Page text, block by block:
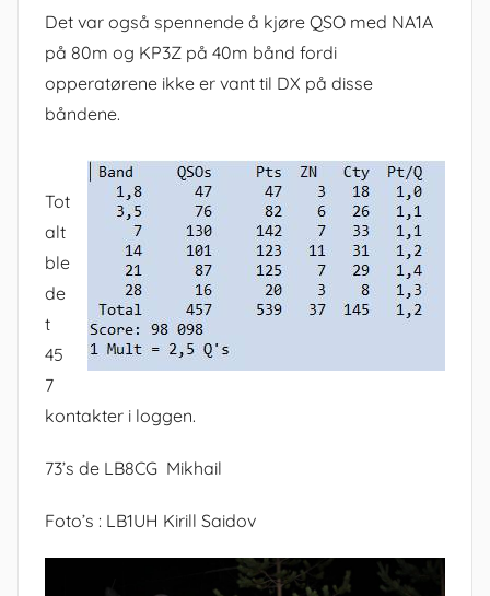
Det var også spennende å kjøre QSO med NA1A
på 80m og KP3Z på 40m bånd fordi
opperatørene ikke er vant til DX på disse
båndene.
Tot
alt
ble
de
t
45
7
kontakter i loggen.
73’s de LB8CG Mikhail
Foto’s : LB1UH Kirill Saidov